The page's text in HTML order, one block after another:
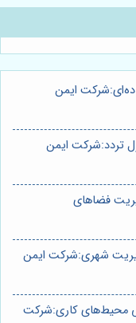
ایمن
تردد:شرکت ایمن
فضاهای
شهری:شرکت ایمن
محیط‌های کاری:شرکت